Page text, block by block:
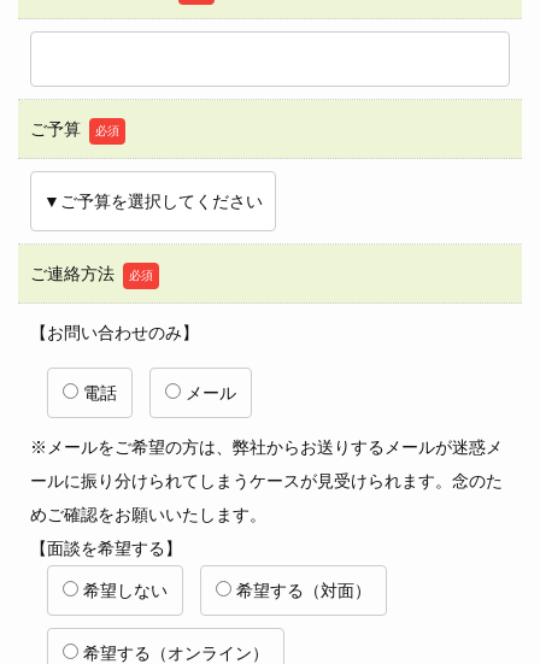
ご予算 必須
ご連絡方法 必須
【お問い合わせのみ】
電話 メール
※メールをご希望の方は、弊社からお送りするメールが迷惑メ
ールに振り分けられてしまうケースが見受けられます。念のた
めご確認をお願いいたします。
【面談を希望する】
希望しない 希望する（対面）
希望する（オンライン）